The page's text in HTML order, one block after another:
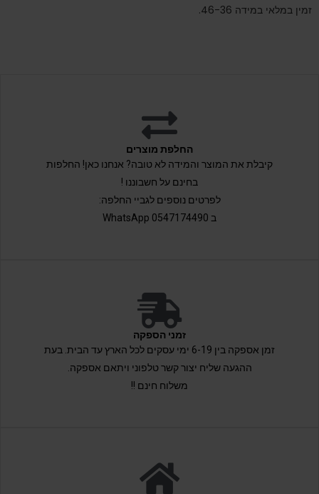
זמין במלאי במידה 46-36.
החלפת מוצרים
קיבלת את המוצר והמידה לא טובה? אנחנו כאן! החלפות
בחינם על חשבוננו !
לפרטים נוספים לגביי החלפה:
ב 0547174490 WhatsApp
זמני הספקה
זמן אספקה בין 6-19 ימי עסקים לכל הארץ עד הבית. בעת
ההגעה שליח יצור קשר טלפוני ויתאם אספקה.
משלוח חינם !!